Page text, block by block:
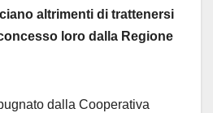
altrimenti di trattenersi
loro dalla Regione
dalla Cooperativa